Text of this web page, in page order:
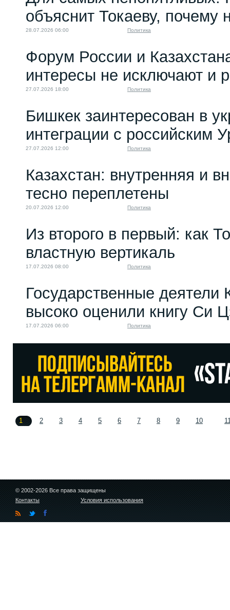
объяснит Токаеву,
28.07.2026 06:00 Политика
Форум России и
интересы не исключают и
27.07.2026 18:00 Политика
Бишкек заинтересован в
интеграции с российским
27.07.2026 12:00 Политика
Казахстан: внутренняя и
тесно переплетены
20.07.2026 12:00 Политика
Из второго в первый: как
властную вертикаль
17.07.2026 08:00 Политика
Государственные деятели
высоко оценили книгу Си
17.07.2026 06:00 Политика
1 2 3 4 5 6 7 8 9 10
© 2002-2026 Все права защищены
Контакты
Условия использования